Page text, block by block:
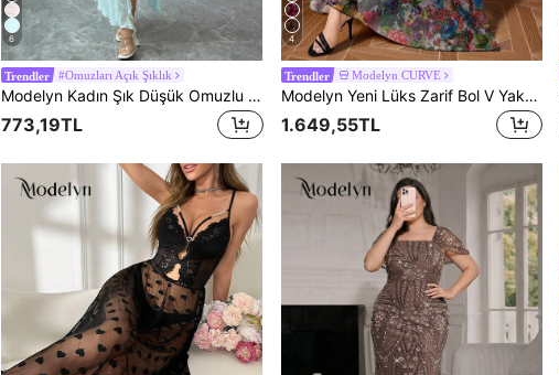
6
Trendler #Omuzları Açık Şıklık
Modelyn Kadın Şık Düşük Omuzlu İnce Askılı Jakarlı Örme Yırtmaçlı Elbise, Parti ve Tatil İçin Uygun, İlkbahar/Yaz
773,19TL
4
Trendler Modelyn CURVE
Modelyn Yeni Lüks Zarif Bol V Yaka Kısa Kollu Elbise
1.649,55TL